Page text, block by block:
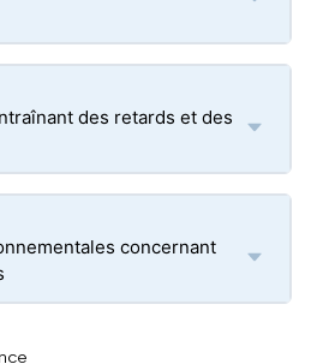
des retards et des
concernant